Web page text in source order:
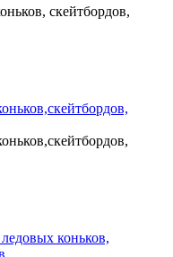
скейтбордов,
коньков,